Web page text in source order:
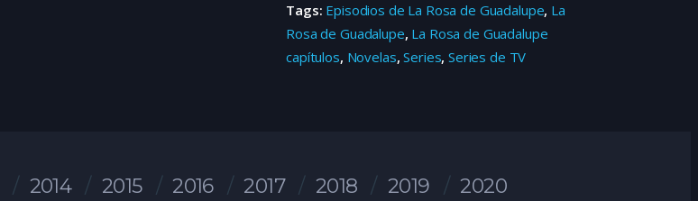
Tags: Episodios de La Rosa de Guadalupe, La
Rosa de Guadalupe, La Rosa de Guadalupe
capítulos, Novelas,Series,Series de TV
2014 2015 2016 2017 2018 2019
2020